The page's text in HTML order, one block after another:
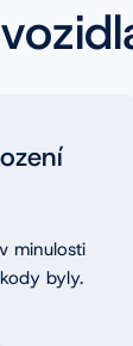
minulosti
byly.